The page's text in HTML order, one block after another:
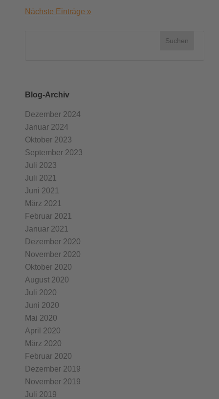
Nächste Einträge »
Blog-Archiv
Dezember 2024
Januar 2024
Oktober 2023
September 2023
Juli 2023
Juli 2021
Juni 2021
März 2021
Februar 2021
Januar 2021
Dezember 2020
November 2020
Oktober 2020
August 2020
Juli 2020
Juni 2020
Mai 2020
April 2020
März 2020
Februar 2020
Dezember 2019
November 2019
Juli 2019